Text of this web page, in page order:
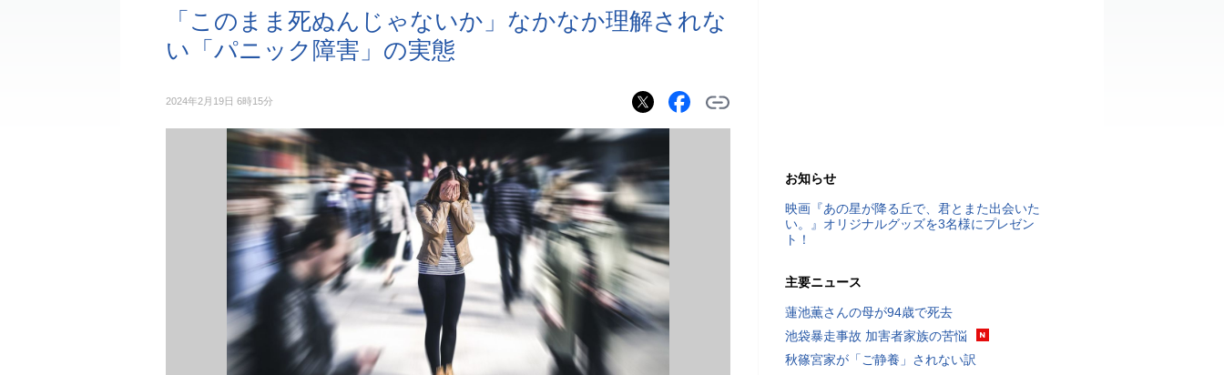
「このまま死ぬんじゃないか」なかなか理解されな
い「パニック障害」の実態
2024年2月19日 6時15分
お知らせ
映画『あの星が降る丘で、君とまた出会いた
い。』オリジナルグッズを3名様にプレゼン
ト！
主要ニュース
蓮池薫さんの母が94歳で死去
池袋暴走事故 加害者家族の苦悩
秋篠宮家が「ご静養」されない訳